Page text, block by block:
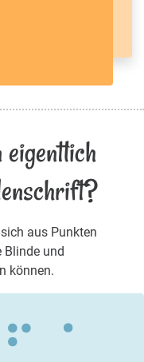
aus Punkten
Blinde und
können.